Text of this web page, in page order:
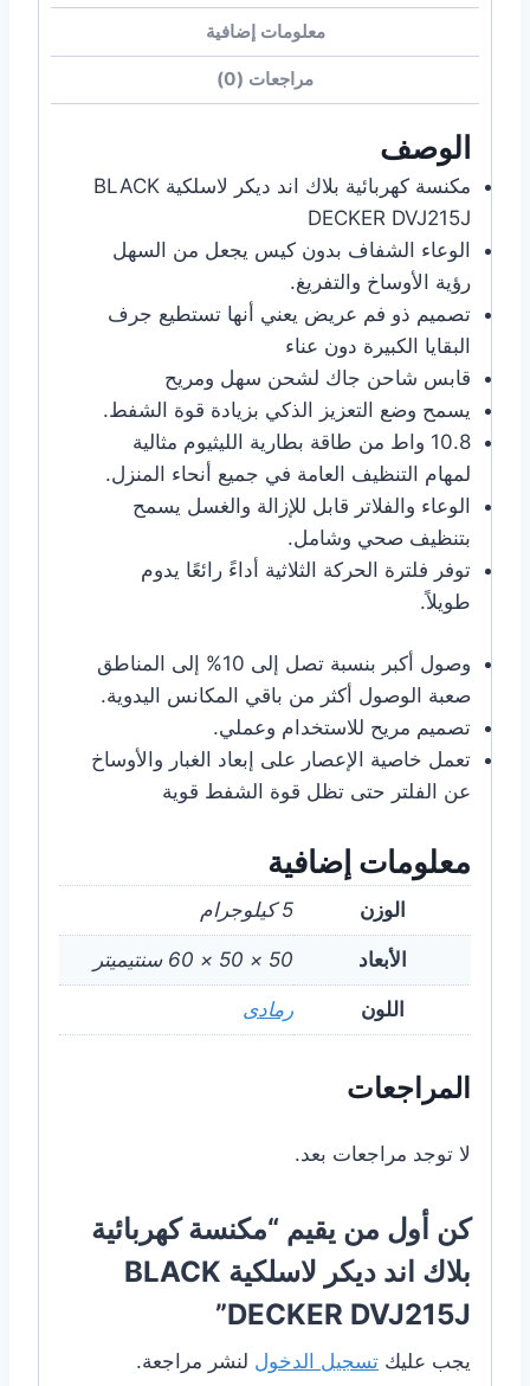
معلومات إضافية
مراجعات (0)
الوصف
مكنسة كهربائية بلاك اند ديكر لاسلكية BLACK
DECKER DVJ215J
الوعاء الشفاف بدون كيس يجعل من السهل
رؤية الأوساخ والتفريغ.
تصميم ذو فم عريض يعني أنها تستطيع جرف
البقايا الكبيرة دون عناء
قابس شاحن جاك لشحن سهل ومريح
يسمح وضع التعزيز الذكي بزيادة قوة الشفط.
10.8 واط من طاقة بطارية الليثيوم مثالية
لمهام التنظيف العامة في جميع أنحاء المنزل.
الوعاء والفلاتر قابل للإزالة والغسل يسمح
بتنظيف صحي وشامل.
توفر فلترة الحركة الثلاثية أداءً رائعًا يدوم
طويلاً.
وصول أكبر بنسبة تصل إلى 10% إلى المناطق
صعبة الوصول أكثر من باقي المكانس اليدوية.
تصميم مريح للاستخدام وعملي.
تعمل خاصية الإعصار على إبعاد الغبار والأوساخ
عن الفلتر حتى تظل قوة الشفط قوية
معلومات إضافية
الوزن 5 كيلوجرام
الأبعاد 50 × 50 × 60 سنتيميتر
اللون رمادى
المراجعات
لا توجد مراجعات بعد.
كن أول من يقيم “مكنسة كهربائية
بلاك اند ديكر لاسلكية BLACK
DECKER DVJ215J”
يجب عليك تسجيل الدخول لنشر مراجعة.